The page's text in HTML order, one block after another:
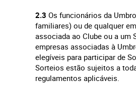
2.3 Os funcionários da
familiares) ou de qualquer
associada ao Clube ou a um
empresas associadas à
elegíveis para participar de
Sorteios estão sujeitos a
regulamentos aplicáveis.